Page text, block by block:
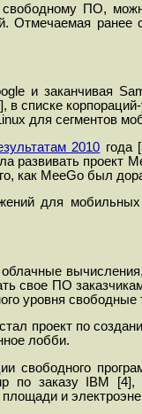
ПО,
Отмечаемая
и заканчивая
в списке
для сегментов
2010 года
как MeeGo был
для
свое ПО
уровня свободные
проект по
лобби.
свободного
по заказуIBM [4],
и